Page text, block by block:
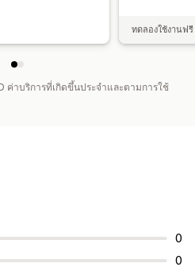
ทดลองใช้งานฟ
ค่าบริการที่เกิดขึ้นประจำและตามการใช้
0
0